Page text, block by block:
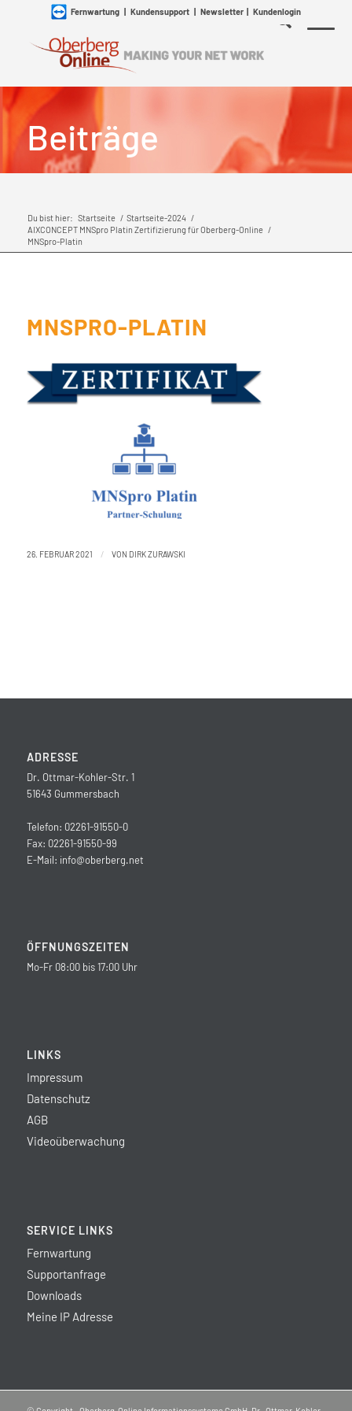
Fernwartung| Kundensupport| Newsletter| Kundenlogin
Beiträge
Du bist hier: Startseite / Startseite-2024 /
AIXCONCEPT MNSpro Platin Zertifizierung für Oberberg-Online /
MNSpro-Platin
MNSPRO-PLATIN
26. FEBRUAR 2021 / VON DIRK ZURAWSKI
ADRESSE
Dr. Ottmar-Kohler-Str. 1
51643 Gummersbach
Telefon: 02261-91550-0
Fax: 02261-91550-99
E-Mail: info@oberberg.net
ÖFFNUNGSZEITEN
Mo-Fr 08:00 bis 17:00 Uhr
LINKS
Impressum
Datenschutz
AGB
Videoüberwachung
SERVICE LINKS
Fernwartung
Supportanfrage
Downloads
Meine IP Adresse